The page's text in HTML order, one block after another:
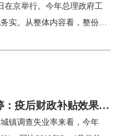
可能很难避免当年“四万
应该是在“物”与“人”之间寻
经济形势。更进一步，相较
来看具有以下几点独特优
收益时间长。根据目前的文
，这还不包括
在京举行。今年总理政府工
实。从整体内容看，整份报
报告还体现出如下三大新看
设定经济增长目标。
疫后财政补贴效果好
镇调查失业率来看，今年